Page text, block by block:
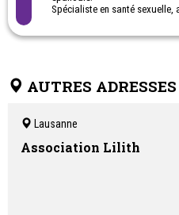
Spécialiste en santé
AUTRES ADRESSES
Lausanne
Association Lilith